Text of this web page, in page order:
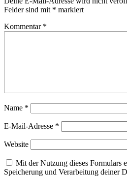
Felder sind mit * markiert
Kommentar *
Name *
E-Mail-Adresse *
Website
Mit der Nutzung dieses Formulars
Speicherung und Verarbeitung deiner